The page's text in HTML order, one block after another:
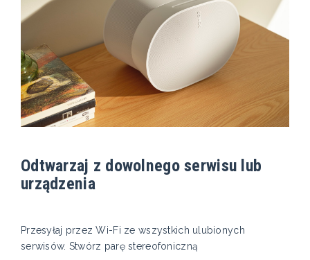
Odtwarzaj z dowolnego serwisu lub
urządzenia
Przesyłaj przez Wi-Fi ze wszystkich ulubionych
serwisów. Stwórz parę stereofoniczną